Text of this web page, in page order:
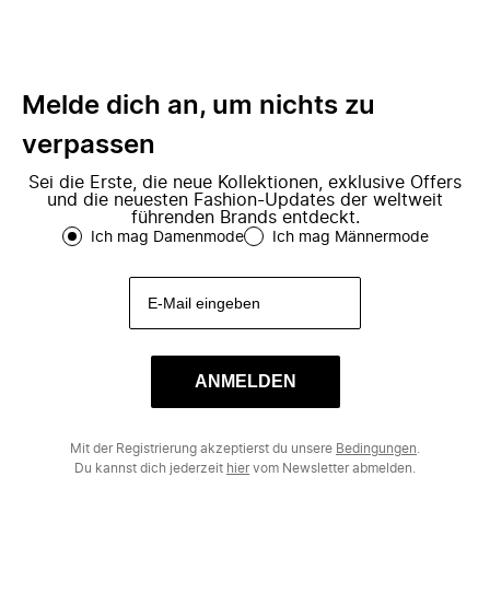
Melde dich an, um nichts zu
verpassen
Sei die Erste, die neue Kollektionen, exklusive Offers
und die neuesten Fashion-Updates der weltweit
führenden Brands entdeckt.
Ich mag Damenmode Ich mag Männermode
ANMELDEN
Mit der Registrierung akzeptierst du unsere Bedingungen
Du kannst dich jederzeit hiervom Newsletter abmelden.